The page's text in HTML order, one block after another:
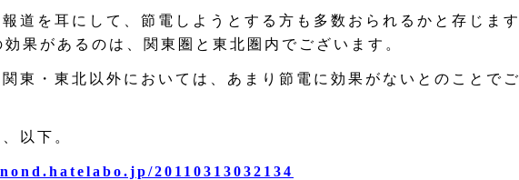
報道を耳にして、節電しようとする方も多数おられるかと存じます
効果があるのは、関東圏と東北圏内でございます。
東・東北以外においては、あまり節電に効果がないとのことでご
以下。
20110313032134